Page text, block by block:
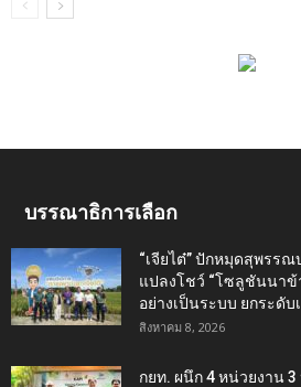
บรรณาธิการเลือก
“เจียไต๋” ปักหมุดสุพรรณ
แปลงโชว์ “โซลูชันนาข้
อย่างเป็นระบบ ยกระดับ
สิงหาคม 8, 2026
กยท. ผนึก 4 หน่วยงาน